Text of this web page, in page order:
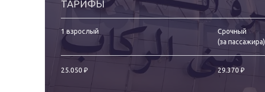
ТАРИФЫ
1 взрослый
Срочный
(за пассажира)
25.050 ₽ 29.370 ₽